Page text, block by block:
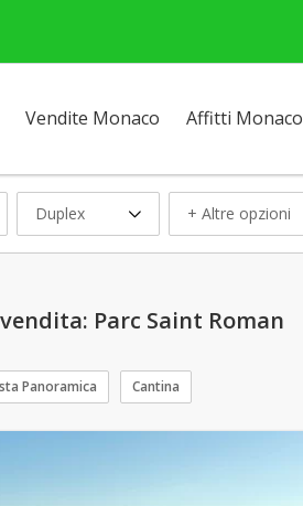
Vendite Monaco Affitti Monaco
Duplex + Altre opzioni
Parc Saint Roman
Panoramica Cantina